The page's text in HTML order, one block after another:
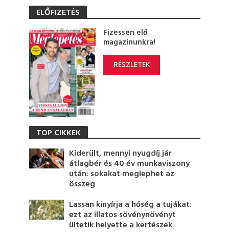
ELŐFIZETÉS
Fizessen elő
magazinunkra!
RÉSZLETEK
TOP CIKKEK
Kiderült, mennyi nyugdíj jár
átlagbér és 40 év munkaviszony
után: sokakat meglephet az
összeg
Lassan kinyírja a hőség a tujákat:
ezt az illatos sövénynövényt
ültetik helyette a kertészek